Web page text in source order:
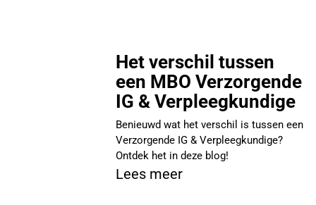
Het verschil tussen
een MBO Verzorgende
IG & Verpleegkundige
Benieuwd wat het verschil is tussen een
Verzorgende IG & Verpleegkundige?
Ontdek het in deze blog!
Lees meer